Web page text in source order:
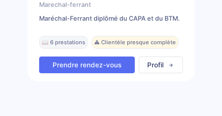
Marechal-ferrant
Maréchal-Ferrant diplômé du CAPA et du BTM.
📖 6 prestations ⚠️ Clientèle presque complète
Prendre rendez-vous Profil